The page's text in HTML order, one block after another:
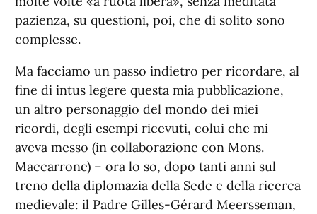
pazienza, su questioni, poi, che di solito sono
complesse.
Ma facciamo un passo indietro per ricordare, al
fine di intus legere questa mia pubblicazione,
un altro personaggio del mondo dei miei
ricordi, degli esempi ricevuti, colui che mi
aveva messo (in collaborazione con Mons.
Maccarrone) – ora lo so, dopo tanti anni sul
treno della diplomazia della Sede e della ricerca
medievale: il Padre Gilles-Gérard Meersseman,